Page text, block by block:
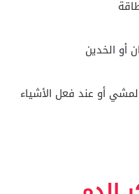
أو الخدين
أو عند فعل الأشياء